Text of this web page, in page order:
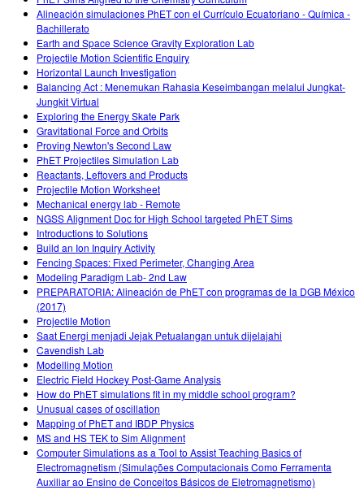
Alineación simulaciones PhET con el Currículo Ecuatoriano - Química -
Bachillerato
Earth and Space Science Gravity Exploration Lab
Projectile Motion Scientific Enquiry
Horizontal Launch Investigation
Balancing Act : Menemukan Rahasia Keseimbangan melalui Jungkat-
Jungkit Virtual
Exploring the Energy Skate Park
Gravitational Force and Orbits
Proving Newton's Second Law
PhET Projectiles Simulation Lab
Reactants, Leftovers and Products
Projectile Motion Worksheet
Mechanical energy lab - Remote
NGSS Alignment Doc for High School targeted PhET Sims
Introductions to Solutions
Build an Ion Inquiry Activity
Fencing Spaces: Fixed Perimeter, Changing Area
Modeling Paradigm Lab- 2nd Law
PREPARATORIA: Alineación de PhET con programas de la DGB México
(2017)
Projectile Motion
Saat Energi menjadi Jejak Petualangan untuk dijelajahi
Cavendish Lab
Modelling Motion
Electric Field Hockey Post-Game Analysis
How do PhET simulations fit in my middle school program?
Unusual cases of oscillation
Mapping of PhET and IBDP Physics
MS and HS TEK to Sim Alignment
Computer Simulations as a Tool to Assist Teaching Basics of
Electromagnetism (Simulações Computacionais Como Ferramenta
Auxiliar ao Ensino de Conceitos Básicos de Eletromagnetismo)